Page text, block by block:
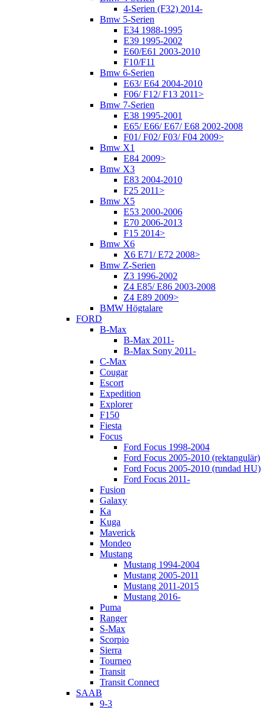
4-Serien (F32) 2014-
Bmw 5-Serien
E34 1988-1995
E39 1995-2002
E60/E61 2003-2010
F10/F11
Bmw 6-Serien
E63/ E64 2004-2010
F06/ F12/ F13 2011>
Bmw 7-Serien
E38 1995-2001
E65/ E66/ E67/ E68 2002-2008
F01/ F02/ F03/ F04 2009>
Bmw X1
E84 2009>
Bmw X3
E83 2004-2010
F25 2011>
Bmw X5
E53 2000-2006
E70 2006-2013
F15 2014>
Bmw X6
X6 E71/ E72 2008>
Bmw Z-Serien
Z3 1996-2002
Z4 E85/ E86 2003-2008
Z4 E89 2009>
BMW Högtalare
FORD
B-Max
B-Max 2011-
B-Max Sony 2011-
C-Max
Cougar
Escort
Expedition
Explorer
F150
Fiesta
Focus
Ford Focus 1998-2004
Ford Focus 2005-2010 (rektangulär)
Ford Focus 2005-2010 (rundad HU)
Ford Focus 2011-
Fusion
Galaxy
Ka
Kuga
Maverick
Mondeo
Mustang
Mustang 1994-2004
Mustang 2005-2011
Mustang 2011-2015
Mustang 2016-
Puma
Ranger
S-Max
Scorpio
Sierra
Tourneo
Transit
Transit Connect
SAAB
9-3